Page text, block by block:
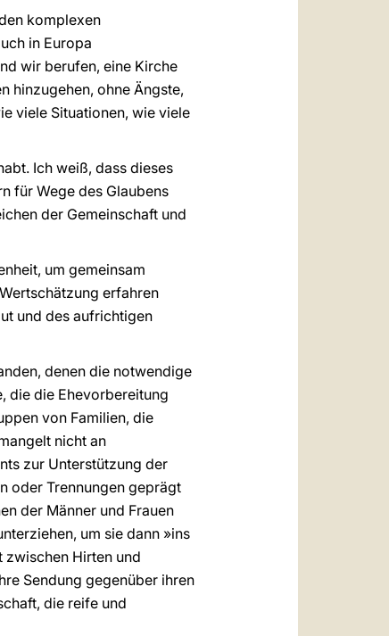
komplexen
in Europa
wir berufen, eine Kirche
hinzugehen, ohne Ängste,
viele Situationen, wie viele
Ich weiß, dass dieses
für Wege des Glaubens
der Gemeinschaft und
um gemeinsam
erfahren
und des aufrichtigen
denen die notwendige
die die Ehevorbereitung
von Familien, die
nicht an
zur Unterstützung der
oder Trennungen geprägt
der Männer und Frauen
um sie dann »ins
zwischen Hirten und
Sendung gegenüber ihren
die reife und